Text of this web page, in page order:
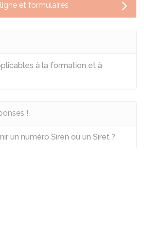
et formulaires
à la formation et à
!
un numéro Siren ou un Siret ?